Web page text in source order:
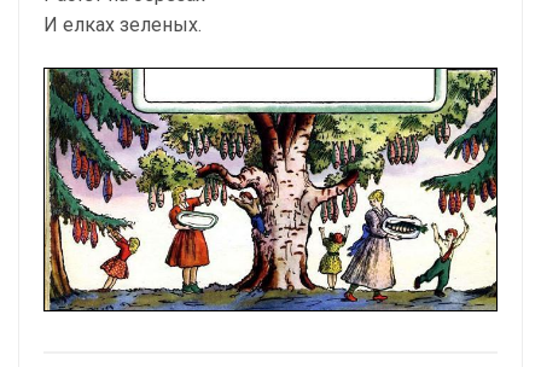
И елках зеленых.